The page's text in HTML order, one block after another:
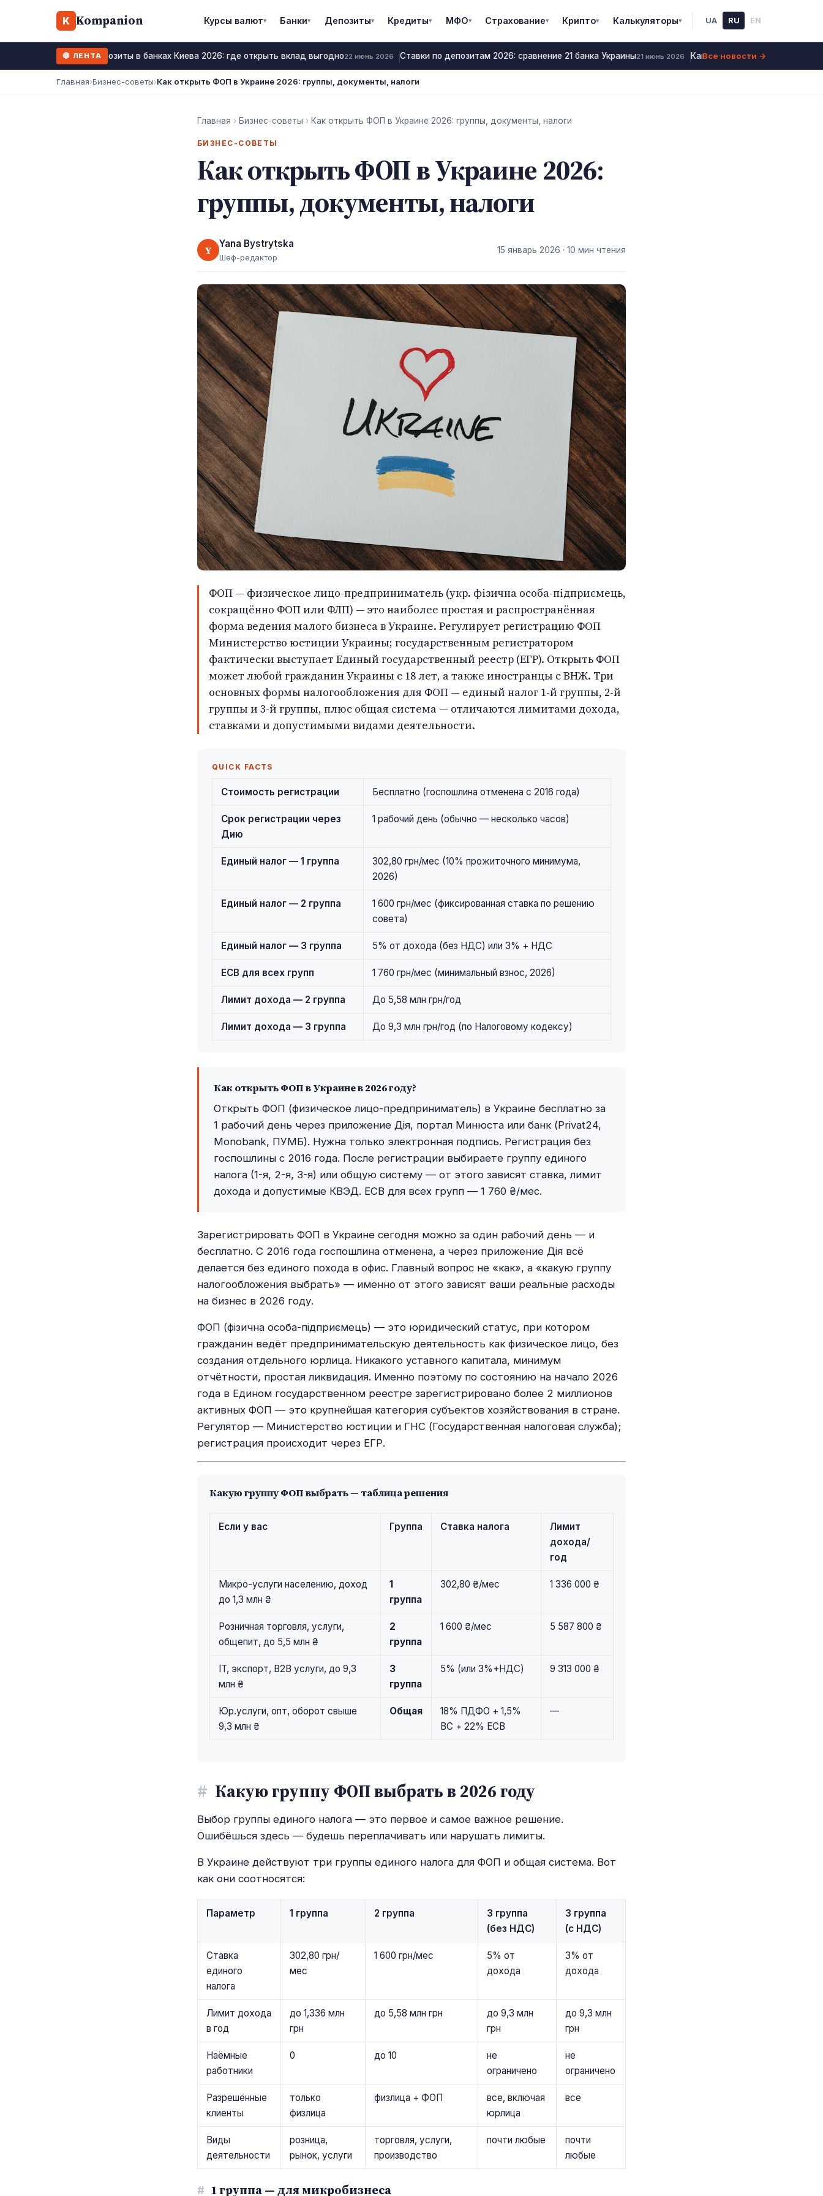
K Kompanion Курсы валют▾ Банки▾ Депозиты▾ Кредиты▾ МФО▾ Страхование▾ Крипто▾ Калькуляторы▾ UA RU EN
🔴 ЛЕНТА
23 июнь 2026 Депозиты в банках Киева 2026: где открыть вклад выгодно22 июнь 2026 Ставки по депозитам 2026: сравнение 21 банка Украины21 июнь 2026 Как купить квартиру через
Все новости →
Главная›Бизнес-советы›Как открыть ФОП в Украине 2026: группы, документы, налоги
Главная › Бизнес-советы › Как открыть ФОП в Украине 2026: группы, документы, налоги
БИЗНЕС-СОВЕТЫ
Как открыть ФОП в Украине 2026:
группы, документы, налоги
Y Yana Bystrytska
Шеф-редактор
15 январь 2026 · 10 мин чтения
ФОП — физическое лицо-предприниматель (укр. фізична особа-підприємець,
сокращённо ФОП или ФЛП) — это наиболее простая и распространённая
форма ведения малого бизнеса в Украине. Регулирует регистрацию ФОП
Министерство юстиции Украины; государственным регистратором
фактически выступает Единый государственный реестр (ЕГР). Открыть ФОП
может любой гражданин Украины с 18 лет, а также иностранцы с ВНЖ. Три
основных формы налогообложения для ФОП — единый налог 1-й группы, 2-й
группы и 3-й группы, плюс общая система — отличаются лимитами дохода,
ставками и допустимыми видами деятельности.
QUICK FACTS
Стоимость регистрации Бесплатно (госпошлина отменена с 2016 года)
Срок регистрации через
Дию
1 рабочий день (обычно — несколько часов)
Единый налог — 1 группа
302,80 грн/мес (10% прожиточного минимума,
2026)
Единый налог — 2 группа
1 600 грн/мес (фиксированная ставка по решению
совета)
Единый налог — 3 группа 5% от дохода (без НДС) или 3% + НДС
ЕСВ для всех групп 1 760 грн/мес (минимальный взнос, 2026)
Лимит дохода — 2 группа До 5,58 млн грн/год
Лимит дохода — 3 группа До 9,3 млн грн/год (по Налоговому кодексу)
Как открыть ФОП в Украине в 2026 году?
Открыть ФОП (физическое лицо-предприниматель) в Украине бесплатно за
1 рабочий день через приложение Дія, портал Минюста или банк (Privat24,
Monobank, ПУМБ). Нужна только электронная подпись. Регистрация без
госпошлины с 2016 года. После регистрации выбираете группу единого
налога (1-я, 2-я, 3-я) или общую систему — от этого зависят ставка, лимит
дохода и допустимые КВЭД. ЕСВ для всех групп — 1 760 ₴/мес.
Зарегистрировать ФОП в Украине сегодня можно за один рабочий день — и
бесплатно. С 2016 года госпошлина отменена, а через приложение Дія всё
делается без единого похода в офис. Главный вопрос не «как», а «какую группу
налогообложения выбрать» — именно от этого зависят ваши реальные расходы
на бизнес в 2026 году.
ФОП (фізична особа-підприємець) — это юридический статус, при котором
гражданин ведёт предпринимательскую деятельность как физическое лицо, без
создания отдельного юрлица. Никакого уставного капитала, минимум
отчётности, простая ликвидация. Именно поэтому по состоянию на начало 2026
года в Едином государственном реестре зарегистрировано более 2 миллионов
активных ФОП — это крупнейшая категория субъектов хозяйствования в стране.
Регулятор — Министерство юстиции и ГНС (Государственная налоговая служба);
регистрация происходит через ЕГР.
Какую группу ФОП выбрать — таблица решения
Если у вас Группа Ставка налога
Лимит
дохода/
год
Микро-услуги населению, доход
до 1,3 млн ₴
1
группа
302,80 ₴/мес 1 336 000 ₴
Розничная торговля, услуги,
общепит, до 5,5 млн ₴
2
группа
1 600 ₴/мес 5 587 800 ₴
IT, экспорт, B2B услуги, до 9,3
млн ₴
3
группа
5% (или 3%+НДС) 9 313 000 ₴
Юр.услуги, опт, оборот свыше
9,3 млн ₴
Общая
18% ПДФО + 1,5%
ВС + 22% ЕСВ
—
# Какую группу ФОП выбрать в 2026 году
Выбор группы единого налога — это первое и самое важное решение.
Ошибёшься здесь — будешь переплачивать или нарушать лимиты.
В Украине действуют три группы единого налога для ФОП и общая система. Вот
как они соотносятся:
Параметр 1 группа 2 группа
3 группа
(без НДС)
3 группа
(с НДС)
Ставка
единого
налога
302,80 грн/
мес
1 600 грн/мес
5% от
дохода
3% от
дохода
Лимит дохода
в год
до 1,336 млн
грн
до 5,58 млн грн
до 9,3 млн
грн
до 9,3 млн
грн
Наёмные
работники
0 до 10
не
ограничено
не
ограничено
Разрешённые
клиенты
только
физлица
физлица + ФОП
все, включая
юрлица
все
Виды
деятельности
розница,
рынок, услуги
торговля, услуги,
производство
почти любые
почти
любые
# 1 группа — для микробизнеса